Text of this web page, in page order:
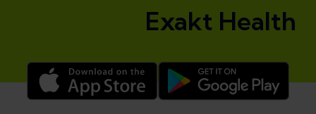
Exakt Health